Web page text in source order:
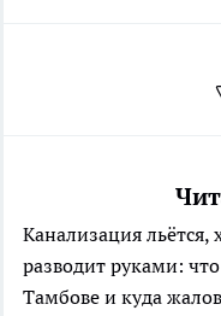
Канализация льётся,
разводит руками:
Тамбове и куда